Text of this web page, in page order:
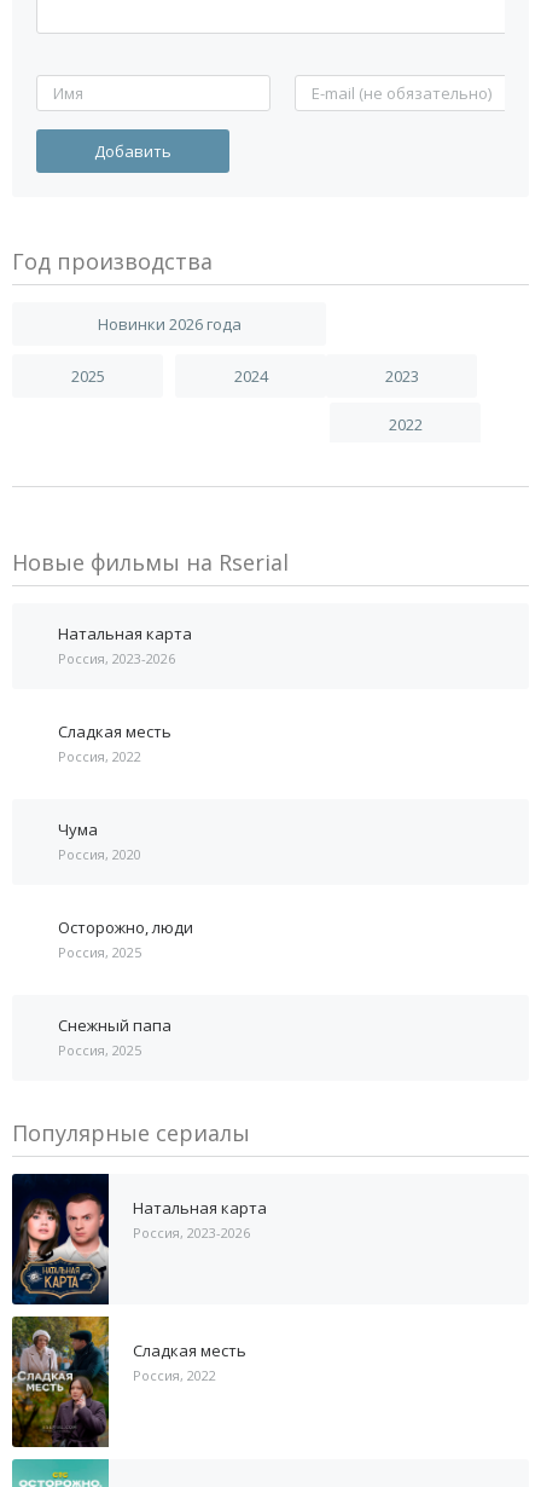
Год производства
Новинки 2026 года
2025 2024 2023
2022
Новые фильмы на Rserial
Натальная карта
Россия, 2023-2026
Сладкая месть
Россия, 2022
Чума
Россия, 2020
Осторожно, люди
Россия, 2025
Снежный папа
Россия, 2025
Популярные сериалы
Натальная карта
Россия, 2023-2026
Сладкая месть
Россия, 2022